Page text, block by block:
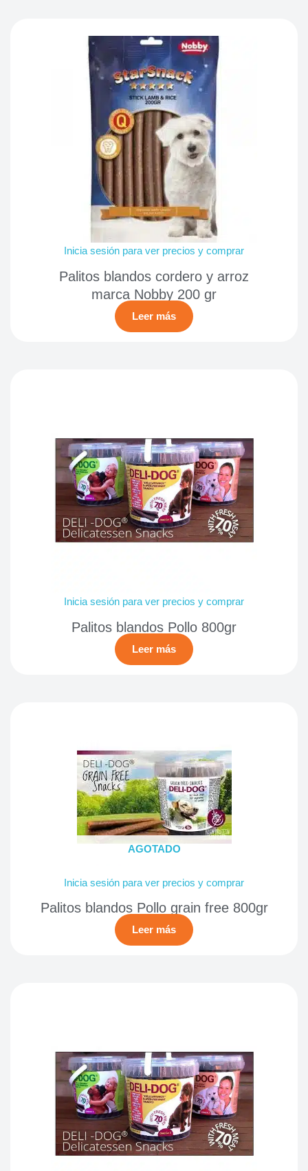
Inicia sesión para ver precios y comprar
Palitos blandos cordero y arroz
marca Nobby 200 gr
Leer más
Inicia sesión para ver precios y comprar
Palitos blandos Pollo 800gr
Leer más
AGOTADO
Inicia sesión para ver precios y comprar
Palitos blandos Pollo grain free 800gr
Leer más